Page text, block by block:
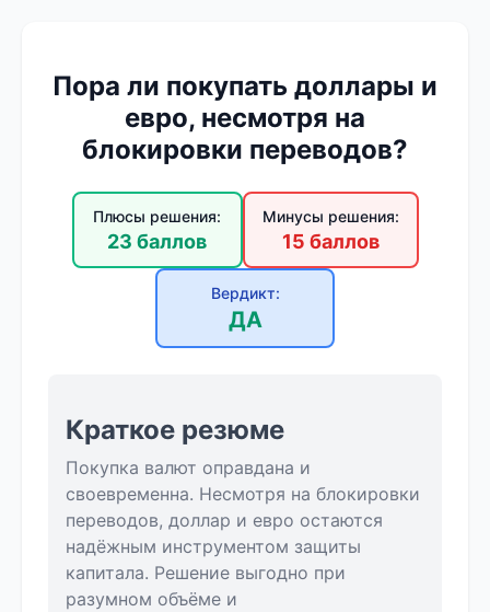
Пора ли покупать доллары и
евро, несмотря на
блокировки переводов?
Плюсы решения:
23 баллов
Минусы решения:
15 баллов
Вердикт:
ДА
Краткое резюме
Покупка валют оправдана и
своевременна. Несмотря на блокировки
переводов, доллар и евро остаются
надёжным инструментом защиты
капитала. Решение выгодно при
разумном объёме и